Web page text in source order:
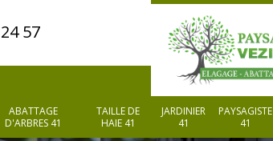
57
ABATTAGE
D'ARBRES 41
TAILLE DE
HAIE 41
JARDINIER
41
PAYSAGISTE
41